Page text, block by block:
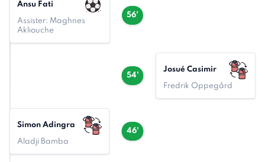
56'
Ansu Fati
Assister: Maghnes
Akliouche
54'
Josué Casimir
Fredrik Oppegård
46'
Simon Adingra
Aladji Bamba